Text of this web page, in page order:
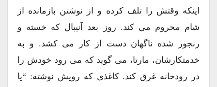
اینکه وقتش را تلف کرده و از نوشتن بازمانده از
شام محروم می کند. روز بعد آنیبال که خسته و
رنجور شده ناگهان دست از کار می کشد. و به
خدمتکارشان، مارتا، می گوید که می رود خودش را
در رودخانه غرق کند. کاغذی که رویش نوشته: “یا